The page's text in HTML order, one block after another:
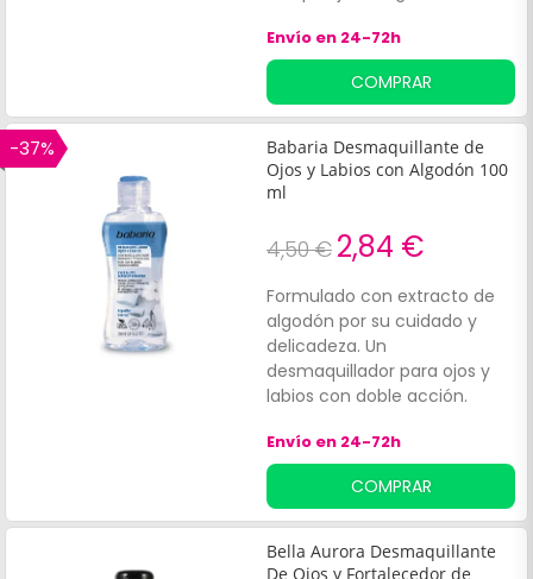
ojos. Brinda un acabado
pulcro y despejado al rostro.
Testado bajo control
oftalmológico.
Envío en 24-72h
COMPRAR
-37%
Babaria Desmaquillante de
Ojos y Labios con Algodón 100
ml
4,50 € 2,84 €
Formulado con extracto de
algodón por su cuidado y
delicadeza. Un
desmaquillador para ojos y
labios con doble acción.
pieles, incluso las más
sensibles. Apto para veganos.
Envío en 24-72h
COMPRAR
Bella Aurora Desmaquillante
De Ojos y Fortalecedor de